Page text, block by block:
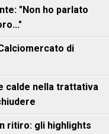
"Non ho parlato
di
calde nella trattativa
ritiro: gli highlights